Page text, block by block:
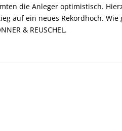
die Anleger optimistisch.
auf ein neues Rekordhoch.
& REUSCHEL.